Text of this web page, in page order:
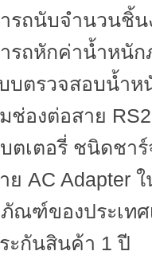
รถนับจำนวนชิ้น
รถหักค่าน้ำหนัก
บตรวจสอบน้ำห
ช่องต่อสาย
ตเตอรี่ ชนิดชา
ย AC Adapter
ณฑ์ของประเทศ
ะกันสินค้า 1 ปี